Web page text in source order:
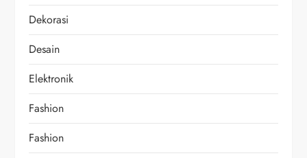
Dekorasi
Desain
Elektronik
Fashion
Fashion